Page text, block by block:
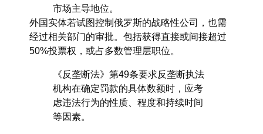
市场主导地位。
外国实体若试图控制俄罗斯的战略性公司，也需
经过相关部门的审批。包括获得直接或间接超过
50%投票权，或占多数管理层职位。
《反垄断法》第49条要求反垄断执法
机构在确定罚款的具体数额时，应考
虑违法行为的性质、程度和持续时间
等因素。